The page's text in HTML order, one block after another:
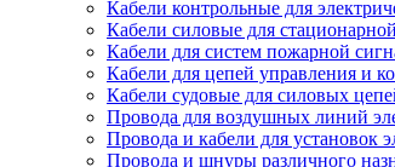
Кабели контрольные для
Кабели силовые для
Кабели для систем пожарной
Кабели для цепей управления и
Кабели судовые для силовых
Провода для воздушных линий
Провода и кабели для установок
Провода и шнуры различного